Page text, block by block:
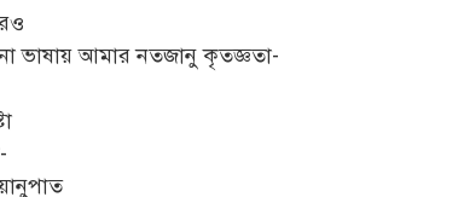
ভাষায় আমার নতজানু কৃতজ্ঞতা-